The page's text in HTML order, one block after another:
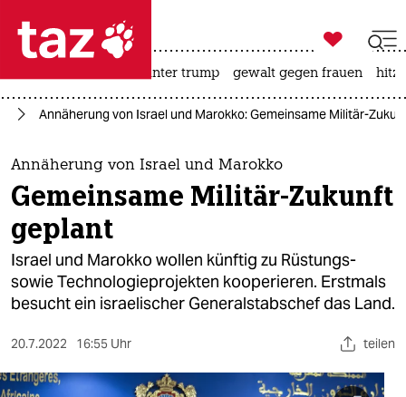
 taz zahl ich
taz zahl ich
themen
politik
öko
gesellschaft
sport

taz zahl ich
usa unter trump gewalt gegen frauen hitze
Annäherung von Israel und Marokko: Gemeinsame Militär-
Annäherung von Israel und Marokko
Gemeinsame Militär-Zukunft
geplant
Israel und Marokko wollen künftig zu Rüstungs-
sowie Technologieprojekten kooperieren. Erstmals
besucht ein israelischer Generalstabschef das Land.
20.7.2022 16:55 Uhr teilen